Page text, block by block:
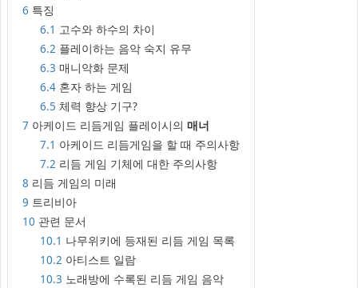
6 특징
6.1 고수와 하수의 차이
6.2 플레이하는 음악 숙지 유무
6.3 매니악화 문제
6.4 혼자 하는 게임
6.5 체력 향상 기구?
7 아케이드 리듬게임 플레이시의 매너
7.1 아케이드 리듬게임을 할 때 주의사항
7.2 리듬 게임 기체에 대한 주의사항
8 리듬 게임의 미래
9 트리비아
10 관련 문서
10.1 나무위키에 등재된 리듬 게임 목록
10.2 아티스트 일람
10.3 노래방에 수록된 리듬 게임 음악